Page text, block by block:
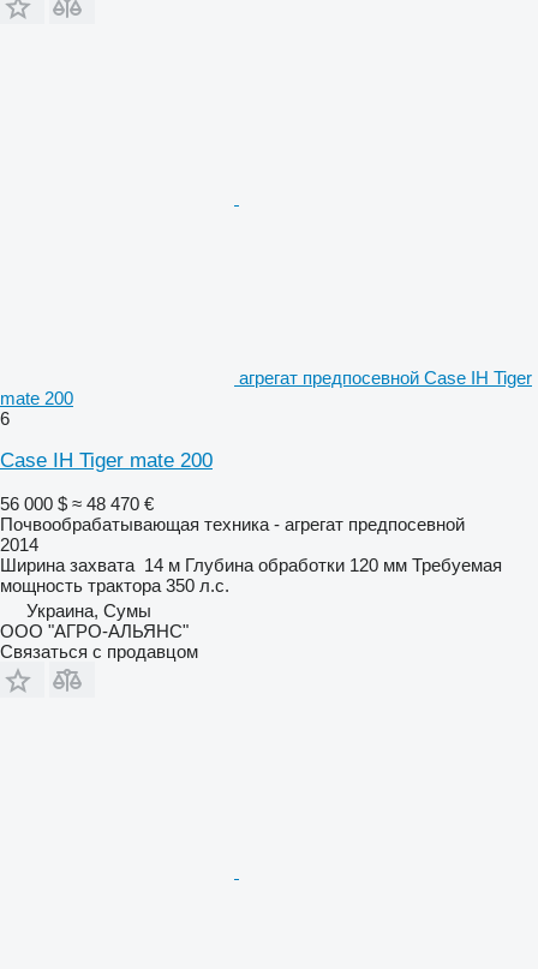
агрегат предпосевной Case IH Tiger
mate 200
6
Case IH Tiger mate 200
56 000 $ ≈ 48 470 €
Почвообрабатывающая техника - агрегат предпосевной
2014
Ширина захвата 14 м Глубина обработки 120 мм Требуемая
мощность трактора 350 л.с.
Украина, Сумы
ООО "АГРО-АЛЬЯНС"
Связаться с продавцом